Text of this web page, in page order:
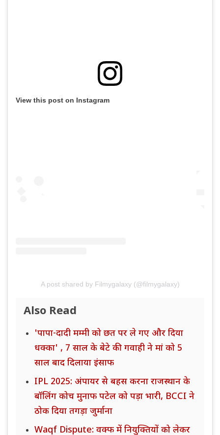
View this post on Instagram
A post shared by Filmygalaxy (@filmygalaxy)
Also Read
'पापा-दादी मम्मी को छत पर ले गए और दिया
धक्का' , 7 साल के बेटे की गवाही ने मां को 5
साल बाद दिलाया इंसाफ
IPL 2025: अंपायर से बहस करना राजस्थान के
बॉलिंग कोच मुनाफ पटेल को पड़ा भारी, BCCI ने
ठोक दिया तगड़ा जुर्माना
Waqf Dispute: वक्फ में नियुक्तियों को लेकर